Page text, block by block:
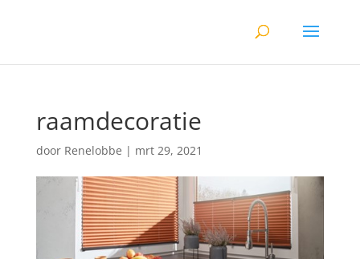
raamdecoratie
door Renelobbe | mrt 29, 2021